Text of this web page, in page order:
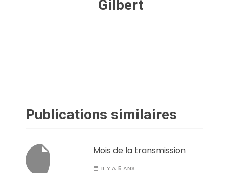
Gilbert
Publications similaires
Mois de la transmission
IL Y A 5 ANS